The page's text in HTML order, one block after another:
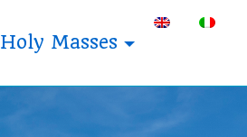
Holy Masses